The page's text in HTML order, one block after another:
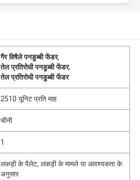
गैर विषैले पनडुब्बी फेंडर,
तेल प्रतिरोधी पनडुब्बी फेंडर,
तेल प्रतिरोधी पनडुब्बी फेंडर
2510 यूनिट प्रति माह
चीनी
1
लकड़ी के पैलेट, लकड़ी के मामले या आवश्यकता के
अनुसार